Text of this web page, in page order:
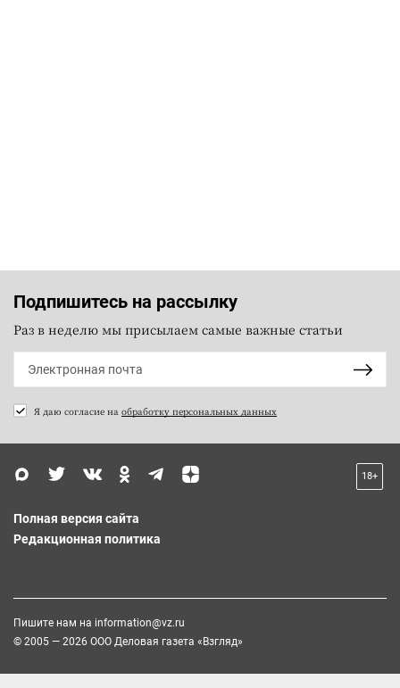
Подпишитесь на рассылку
Раз в неделю мы присылаем самые важные статьи
Я даю согласие на обработку персональных данных
18+
Полная версия сайта
Редакционная политика
Пишите нам на information@vz.ru
© 2005 — 2026 ООО Деловая газета «Взгляд»